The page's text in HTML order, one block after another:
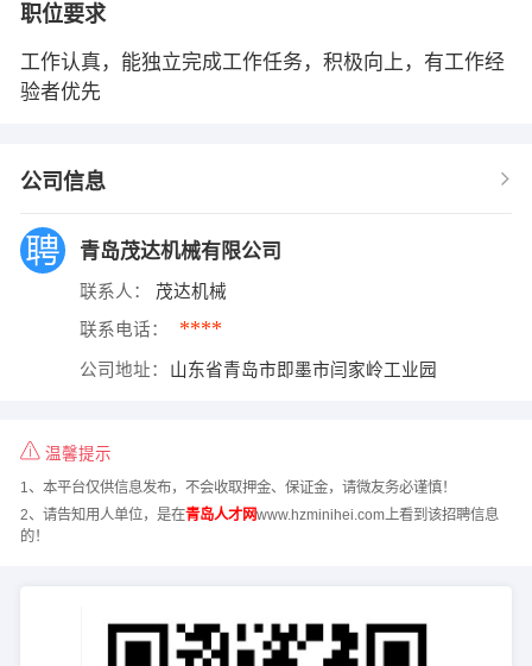
职位要求
工作认真，能独立完成工作任务，积极向上，有工作经
验者优先
公司信息
青岛茂达机械有限公司
联系人： 茂达机械
联系电话： ****
公司地址： 山东省青岛市即墨市闫家岭工业园
温馨提示
1、本平台仅供信息发布，不会收取押金、保证金，请微友务必谨慎！
2、请告知用人单位，是在青岛人才网www.hzminihei.com上看到该招聘信息
的！